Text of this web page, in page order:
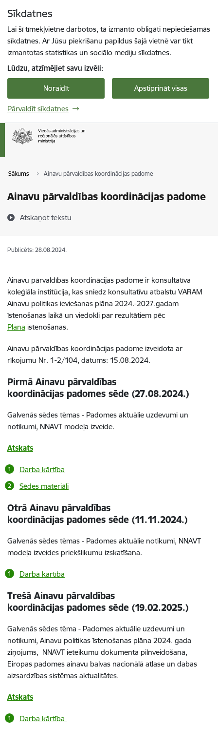
Sīkdatnes
Lai šī tīmekļvietne darbotos, tā izmanto obligāti nepieciešamās
sīkdatnes. Ar Jūsu piekrišanu papildus šajā vietnē var tikt
izmantotas statistikas un sociālo mediju sīkdatnes.
Lūdzu, atzīmējiet savu izvēli:
Noraidīt Apstiprināt visas
Pārvaldīt sīkdatnes
Sākums Ainavu pārvaldības koordinācijas padome
Ainavu pārvaldības koordinācijas padome
Atskaņot tekstu
Publicēts: 28.08.2024.
Ainavu pārvaldības koordinācijas padome ir konsultatīva
koleģiāla institūcija, kas sniedz konsultatīvu atbalstu VARAM
Ainavu politikas ieviešanas plāna 2024.-2027.gadam
īstenošanas laikā un viedokli par rezultātiem pēc
Plāna īstenošanas.
Ainavu pārvaldības koordinācijas padome izveidota ar
rīkojumu Nr. 1-2/104, datums: 15.08.2024.
Pirmā Ainavu pārvaldības
koordinācijas padomes sēde (27.08.2024.)
Galvenās sēdes tēmas - Padomes aktuālie uzdevumi un
notikumi, NNAVT modeļa izveide.
Atskats
Darba kārtība
Sēdes materiāli
Otrā Ainavu pārvaldības
koordinācijas padomes sēde (11.11.2024.)
Galvenās sēdes tēmas - Padomes aktuālie notikumi, NNAVT
modeļa izveides priekšlikumu izskatīšana.
Darba kārtība
Trešā Ainavu pārvaldības
koordinācijas padomes sēde (19.02.2025.)
Galvenās sēdes tēma - Padomes aktuālie uzdevumi un
notikumi, Ainavu politikas īstenošanas plāna 2024. gada
ziņojums, NNAVT ieteikumu dokumenta pilnveidošana,
Eiropas padomes ainavu balvas nacionālā atlase un dabas
aizsardzības sistēmas aktualitātes.
Atskats
Darba kārtība